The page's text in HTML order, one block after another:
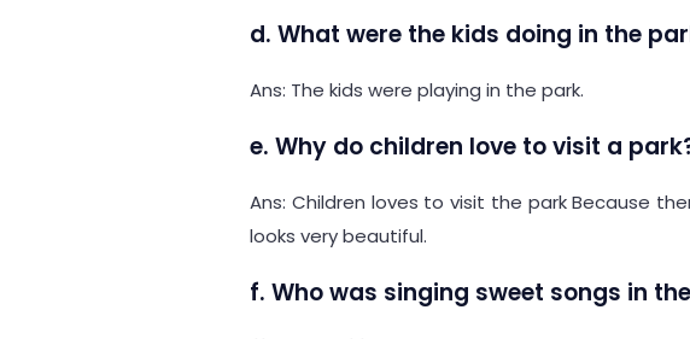
d. What were the kids doing in the
Ans: The kids were playing in the park.
e. Why do children love to visit a
Ans: Children loves to visit the park Because
looks very beautiful.
f. Who was singing sweet songs in